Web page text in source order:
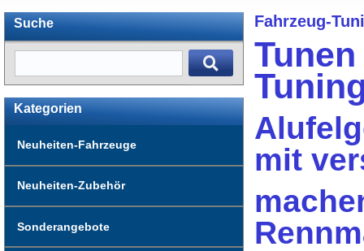
Suche
Kategorien
Neuheiten-Fahrzeuge
Neuheiten-Zubehör
Sonderangebote
Fahrzeug-
mit